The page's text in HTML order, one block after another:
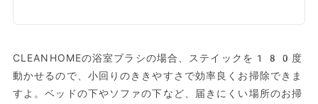
CLEANHOMEの浴室ブラシの場合、ステイックを180度
動かせるので、小回りのききやすさで効率良くお掃除できま
すよ。ベッドの下やソファの下など、届きにくい場所のお掃